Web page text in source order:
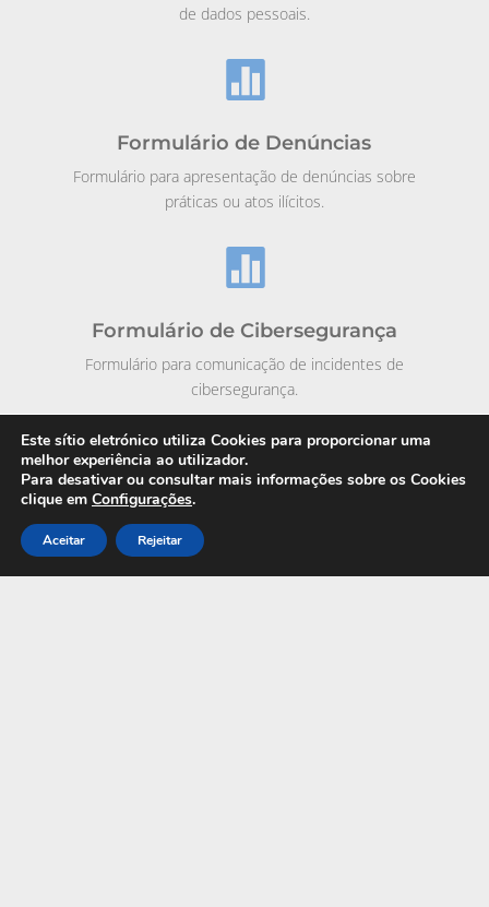
de dados pessoais.

Formulário de Denúncias
Formulário para apresentação de denúncias sobre
práticas ou atos ilícitos.

Formulário de Cibersegurança
Formulário para comunicação de incidentes de
cibersegurança.
Este sítio eletrónico utiliza Cookies para proporcionar uma
melhor experiência ao utilizador.
Para desativar ou consultar mais informações sobre os Cookies
clique em Configurações.
Aceitar Rejeitar